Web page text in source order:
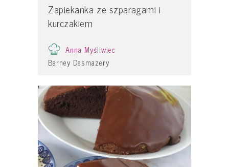
Zapiekanka ze szparagami i
kurczakiem
Anna Myśliwiec
Barney Desmazery